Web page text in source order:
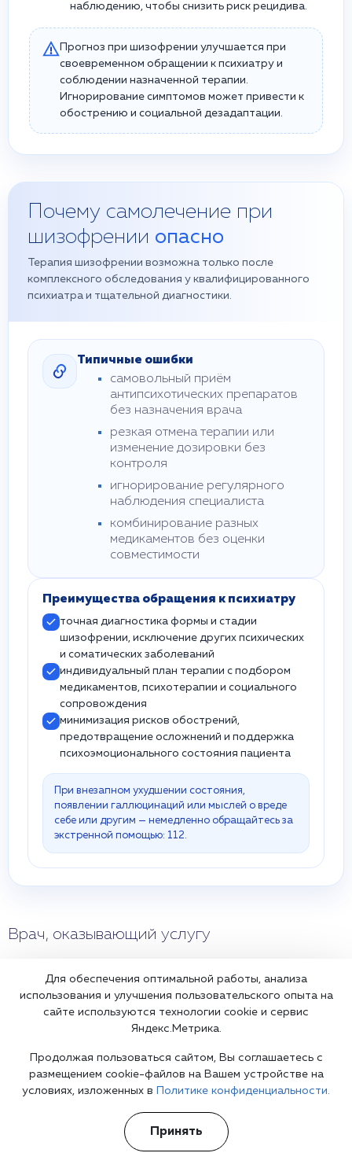
наблюдению, чтобы снизить риск рецидива.
Прогноз при шизофрении улучшается при
своевременном обращении к психиатру и
соблюдении назначенной терапии.
Игнорирование симптомов может привести к
обострению и социальной дезадаптации.
Почему самолечение при
шизофрении опасно
Терапия шизофрении возможна только после
комплексного обследования у квалифицированного
психиатра и тщательной диагностики.
Типичные ошибки
самовольный приём
антипсихотических препаратов
без назначения врача
резкая отмена терапии или
изменение дозировки без
контроля
игнорирование регулярного
наблюдения специалиста
комбинирование разных
медикаментов без оценки
совместимости
Преимущества обращения к психиатру
точная диагностика формы и стадии
шизофрении, исключение других психических
и соматических заболеваний
индивидуальный план терапии с подбором
медикаментов, психотерапии и социального
сопровождения
минимизация рисков обострений,
предотвращение осложнений и поддержка
психоэмоционального состояния пациента
При внезапном ухудшении состояния,
появлении галлюцинаций или мыслей о вреде
себе или другим — немедленно обращайтесь за
экстренной помощью: 112.
Врач, оказывающий услугу
Мыларщиков Илья Андреевич
Психиатр-нарколог
Профессиональная подготовка
Высшее медицинское образование. Регулярное повышение
квалификации и клиническая практика.
Выезд врача на дом
Рекомендации по дальнейшим шагам
Для обеспечения оптимальной работы, анализа
использования и улучшения пользовательского опыта на
сайте используются технологии cookie и сервис
Яндекс.Метрика.
Продолжая пользоваться сайтом, Вы соглашаетесь с
размещением cookie-файлов на Вашем устройстве на
условиях, изложенных в
Политике конфиденциальности.
Принять